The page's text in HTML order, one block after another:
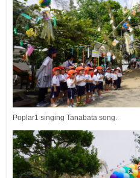
Poplar1 singing Tanabata song.